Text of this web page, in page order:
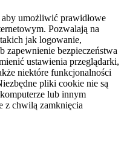
umożliwić prawidłowe
Pozwalają na
jak logowanie,
zapewnienie bezpieczeństwa
ustawienia przeglądarki,
niektóre funkcjonalności
pliki cookie nie są
lub innym
z chwilą zamknięcia